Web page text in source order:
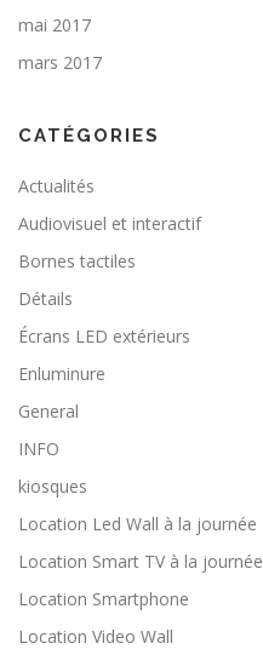
mai 2017
mars 2017
CATÉGORIES
Actualités
Audiovisuel et interactif
Bornes tactiles
Détails
Écrans LED extérieurs
Enluminure
General
INFO
kiosques
Location Led Wall à la journée
Location Smart TV à la journée
Location Smartphone
Location Video Wall